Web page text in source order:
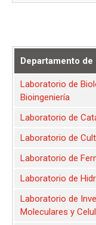
Departamento
Laboratorio de
Bioingeniería
Laboratorio de
Laboratorio de
Laboratorio de
Laboratorio de
Laboratorio de
Moleculares y